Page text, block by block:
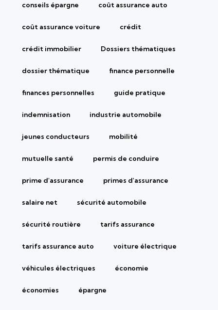
conseils épargne coût assurance auto
coût assurance voiture crédit
crédit immobilier Dossiers thématiques
dossier thématique finance personnelle
finances personnelles guide pratique
indemnisation industrie automobile
jeunes conducteurs mobilité
mutuelle santé permis de conduire
prime d'assurance primes d'assurance
salaire net sécurité automobile
sécurité routière tarifs assurance
tarifs assurance auto voiture électrique
véhicules électriques économie
économies épargne